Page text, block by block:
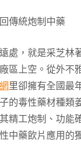
傳統炮制中藥
處，就是采芝林
區上空。從外不
里卻擁有全國最
的毒性藥材種類
精工炮制、功能
中藥飲片應用的